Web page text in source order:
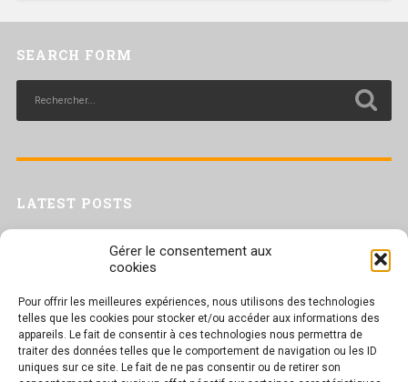
Gérer le consentement aux
cookies
Pour offrir les meilleures expériences, nous utilisons des technologies
telles que les cookies pour stocker et/ou accéder aux informations des
appareils. Le fait de consentir à ces technologies nous permettra de
traiter des données telles que le comportement de navigation ou les ID
uniques sur ce site. Le fait de ne pas consentir ou de retirer son
SEARCH FORM
LATEST POSTS
Trac confédéral sur les situations de travail par forte chaleur
Séance plénière du CESER du 23 juin 2026
Tract UD 25 — Une nouvelle attaque contre nos droits : les arrêts
maladie